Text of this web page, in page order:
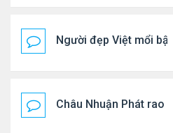
Người đẹp Việt mổi
Châu Nhuận Phát rao